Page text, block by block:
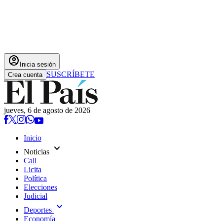
account_circle Inicia sesión
Crea cuenta SUSCRÍBETE
jueves, 6 de agosto de 2026
Inicio
Noticias expand_more
Cali
Licita
Política
Elecciones
Judicial
Deportes expand_more
Economía